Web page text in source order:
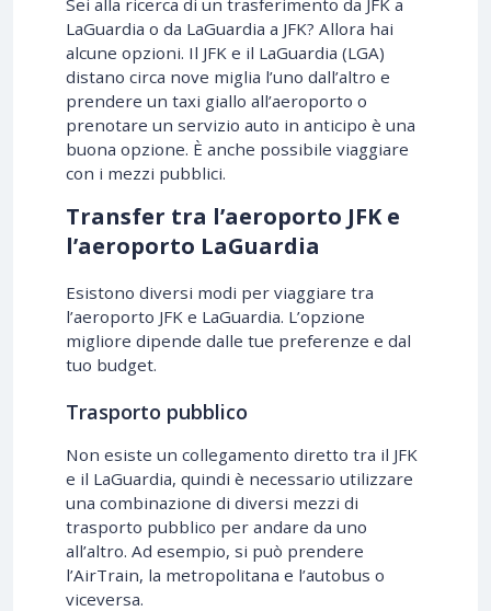
LaGuardia o da LaGuardia a JFK? Allora hai
alcune opzioni. Il JFK e il LaGuardia (LGA)
distano circa nove miglia l’uno dall’altro e
prendere un taxi giallo all’aeroporto o
prenotare un servizio auto in anticipo è una
buona opzione. È anche possibile viaggiare
con i mezzi pubblici.
Transfer tra l’aeroporto JFK e
l’aeroporto LaGuardia
Esistono diversi modi per viaggiare tra
l’aeroporto JFK e LaGuardia. L’opzione
migliore dipende dalle tue preferenze e dal
tuo budget.
Trasporto pubblico
Non esiste un collegamento diretto tra il JFK
e il LaGuardia, quindi è necessario utilizzare
una combinazione di diversi mezzi di
trasporto pubblico per andare da uno
all’altro. Ad esempio, si può prendere
l’AirTrain, la metropolitana e l’autobus o
viceversa.